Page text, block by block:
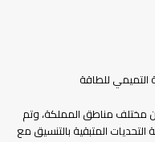
التميمي للطاقة
62 تحديًا صناعيًا من مختلف مناطق المملكة، وتم
التحديات المتبقية بالتنسيق مع